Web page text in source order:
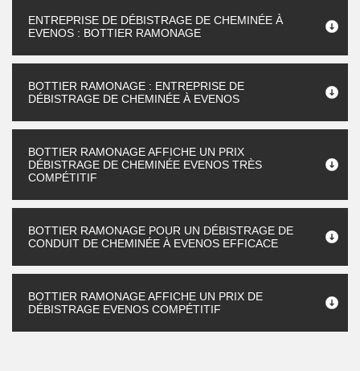
ENTREPRISE DE DÉBISTRAGE DE CHEMINÉE À
EVENOS : BOTTIER RAMONAGE
BOTTIER RAMONAGE : ENTREPRISE DE
DÉBISTRAGE DE CHEMINÉE À EVENOS
BOTTIER RAMONAGE AFFICHE UN PRIX
DÉBISTRAGE DE CHEMINÉE EVENOS TRÈS
COMPÉTITIF
BOTTIER RAMONAGE POUR UN DÉBISTRAGE DE
CONDUIT DE CHEMINÉE À EVENOS EFFICACE
BOTTIER RAMONAGE AFFICHE UN PRIX DE
DÉBISTRAGE EVENOS COMPÉTITIF